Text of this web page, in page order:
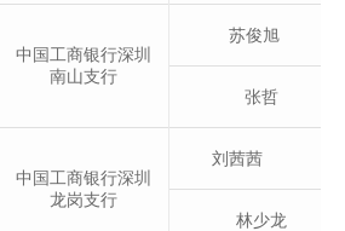
中国工商银行深圳
南山支行
苏俊旭
张哲
中国工商银行深圳
龙岗支行
刘茜茜
林少龙